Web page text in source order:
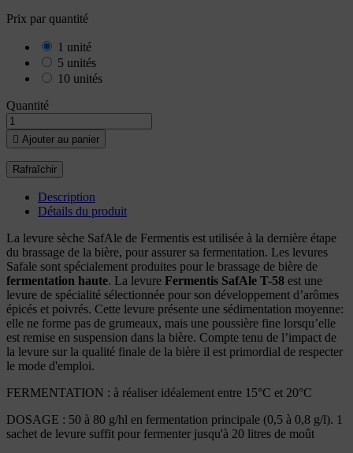
Prix par quantité
1 unité
5 unités
10 unités
Quantité
 Ajouter au panier
Description
Détails du produit
La levure sèche SafAle de Fermentis est utilisée à la dernière étape
du brassage de la bière, pour assurer sa fermentation. Les levures
Safale sont spécialement produites pour le brassage de bière de
fermentation haute. La levure Fermentis SafAle T-58 est une
levure de spécialité sélectionnée pour son développement d’arômes
épicés et poivrés. Cette levure présente une sédimentation moyenne:
elle ne forme pas de grumeaux, mais une poussière fine lorsqu’elle
est remise en suspension dans la bière. Compte tenu de l’impact de
la levure sur la qualité finale de la bière il est primordial de respecter
le mode d'emploi.
FERMENTATION : à réaliser idéalement entre 15°C et 20°C
DOSAGE : 50 à 80 g/hl en fermentation principale (0,5 à 0,8 g/l). 1
sachet de levure suffit pour fermenter jusqu'à 20 litres de moût